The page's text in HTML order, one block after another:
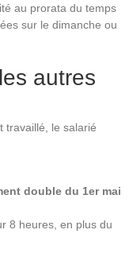
au prorata du temps
sur le dimanche ou
autres
travaillé, le salarié
double du 1er mai
8 heures, en plus du